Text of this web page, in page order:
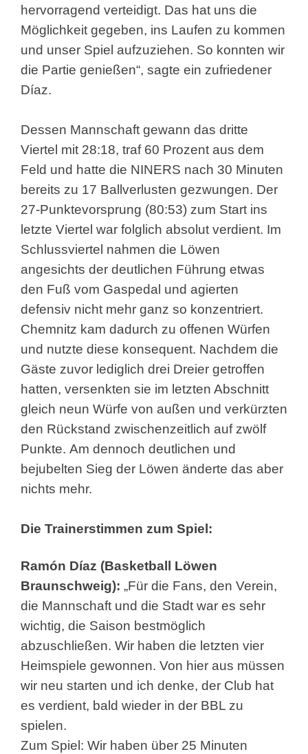
hervorragend verteidigt. Das hat uns die
Möglichkeit gegeben, ins Laufen zu kommen
und unser Spiel aufzuziehen. So konnten wir
die Partie genießen“, sagte ein zufriedener
Díaz.
Dessen Mannschaft gewann das dritte
Viertel mit 28:18, traf 60 Prozent aus dem
Feld und hatte die NINERS nach 30 Minuten
bereits zu 17 Ballverlusten gezwungen. Der
27-Punktevorsprung (80:53) zum Start ins
letzte Viertel war folglich absolut verdient. Im
Schlussviertel nahmen die Löwen
angesichts der deutlichen Führung etwas
den Fuß vom Gaspedal und agierten
defensiv nicht mehr ganz so konzentriert.
Chemnitz kam dadurch zu offenen Würfen
und nutzte diese konsequent. Nachdem die
Gäste zuvor lediglich drei Dreier getroffen
hatten, versenkten sie im letzten Abschnitt
gleich neun Würfe von außen und verkürzten
den Rückstand zwischenzeitlich auf zwölf
Punkte. Am dennoch deutlichen und
bejubelten Sieg der Löwen änderte das aber
nichts mehr.
Die Trainerstimmen zum Spiel:
Ramón Díaz (Basketball Löwen
Braunschweig): „Für die Fans, den Verein,
die Mannschaft und die Stadt war es sehr
wichtig, die Saison bestmöglich
abzuschließen. Wir haben die letzten vier
Heimspiele gewonnen. Von hier aus müssen
wir neu starten und ich denke, der Club hat
es verdient, bald wieder in der BBL zu
spielen.
Zum Spiel: Wir haben über 25 Minuten